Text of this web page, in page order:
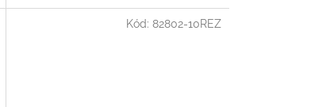
Kód: 82802-10REZ